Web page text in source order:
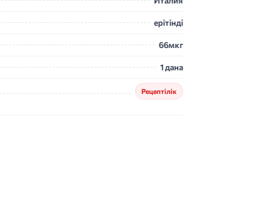
ерітінді
66мкг
1 дана
Рецептілік